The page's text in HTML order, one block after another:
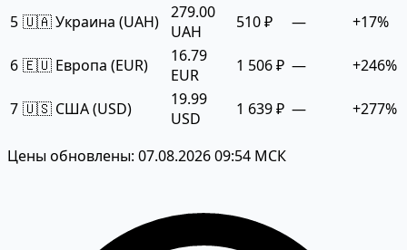
5 🇺🇦 Украина (UAH) 279.00
UAH
510 ₽ — +17%
6 🇪🇺 Европа (EUR)
16.79
EUR
1 506 ₽ — +246%
7 🇺🇸 США (USD)
19.99
USD
1 639 ₽ — +277%
Цены обновлены: 07.08.2026 09:54 МСК